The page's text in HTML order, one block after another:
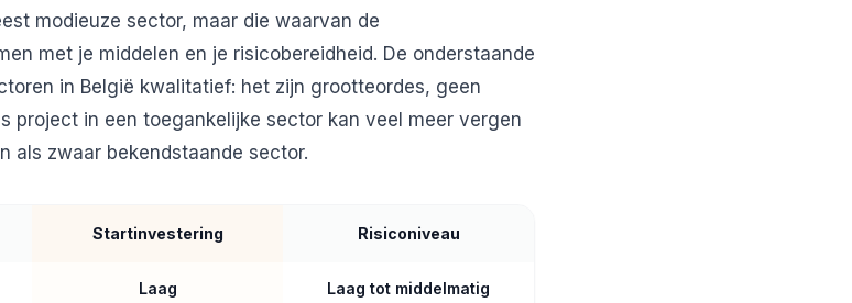
modieuze sector, maar die waarvan de
met je middelen en je risicobereidheid. De onderstaande
in België kwalitatief: het zijn grootteordes, geen
project in een toegankelijke sector kan veel meer vergen
als zwaar bekendstaande sector.
Startinvestering Risiconiveau
Laag Laag tot middelmatig